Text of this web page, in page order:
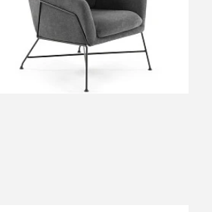
В КОРЗИНУ